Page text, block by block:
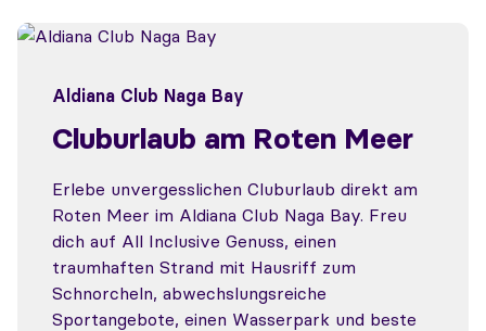
Aldiana Club Naga Bay
Cluburlaub am Roten Meer
Erlebe unvergesslichen Cluburlaub direkt am
Roten Meer im Aldiana Club Naga Bay. Freu
dich auf All Inclusive Genuss, einen
traumhaften Strand mit Hausriff zum
Schnorcheln, abwechslungsreiche
Sportangebote, einen Wasserpark und beste